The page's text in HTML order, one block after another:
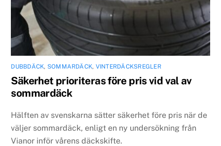
DUBBDÄCK, SOMMARDÄCK, VINTERDÄCKSREGLER
Säkerhet prioriteras före pris vid val av
sommardäck
Hälften av svenskarna sätter säkerhet före pris när de
väljer sommardäck, enligt en ny undersökning från
Vianor inför vårens däckskifte.